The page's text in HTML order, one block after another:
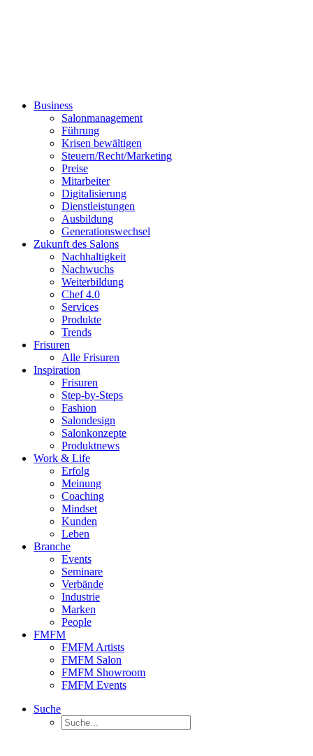
Business
Salonmanagement
Führung
Krisen bewältigen
Steuern/Recht/Marketing
Preise
Mitarbeiter
Digitalisierung
Dienstleistungen
Ausbildung
Generationswechsel
Zukunft des Salons
Nachhaltigkeit
Nachwuchs
Weiterbildung
Chef 4.0
Services
Produkte
Trends
Frisuren
Alle Frisuren
Inspiration
Frisuren
Step-by-Steps
Fashion
Salondesign
Salonkonzepte
Produktnews
Work & Life
Erfolg
Meinung
Coaching
Mindset
Kunden
Leben
Branche
Events
Seminare
Verbände
Industrie
Marken
People
FMFM
FMFM Artists
FMFM Salon
FMFM Showroom
FMFM Events
Suche